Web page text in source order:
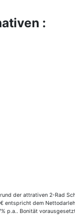
:
der attrativen 2-Rad
entspricht dem
p.a.. Bonität